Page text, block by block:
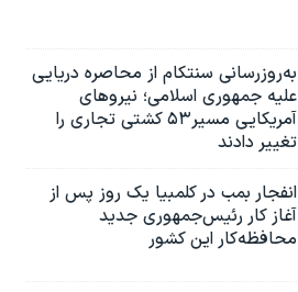
به‌روزرسانی سنتکام از محاصره دریایی
علیه جمهوری اسلامی؛ نیروهای
آمریکایی مسیر۵۳ کشتی تجاری را
تغییر دادند
انفجار بمب‌‌ در کلمبیا یک روز پس از
آغاز کار رئیس‌جمهوری جدید
محافظه‌کار این کشور